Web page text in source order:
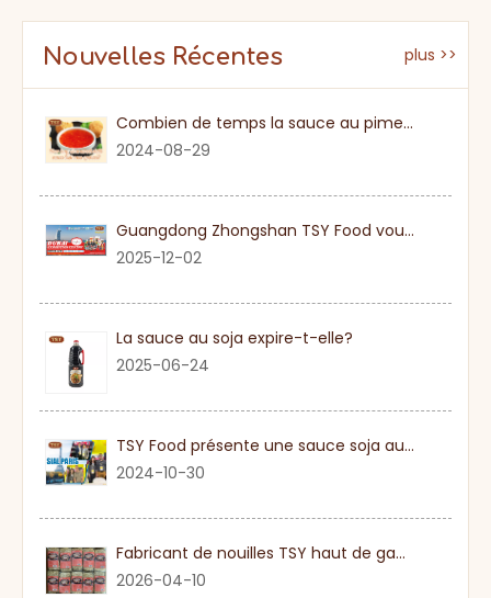
Nouvelles Récentes plus >>
Combien de temps la sauce au piment sucré
2024-08-29
Guangdong Zhongshan TSY Food vous invite sincèrement à visiter l'exposition Gulfood de Dubaï 2026
2025-12-02
La sauce au soja expire-t-elle?
2025-06-24
TSY Food présente une sauce soja authentique au SIAL PARIS 2024
2024-10-30
Fabricant de nouilles TSY haut de gamme dans le Guangdong
2026-04-10